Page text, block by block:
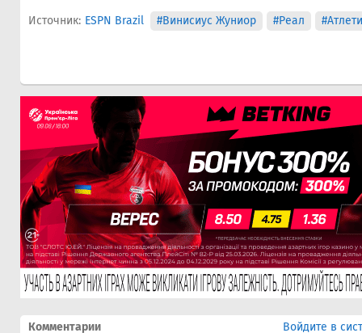
Источник: ESPN Brazil #Винисиус Жуниор #Реал
Комментарии Войдите в